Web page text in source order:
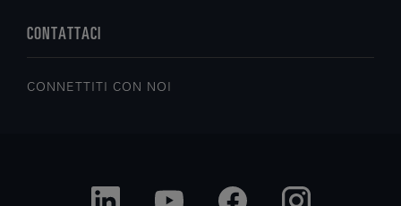
CONTATTACI
CONNETTITI CON NOI